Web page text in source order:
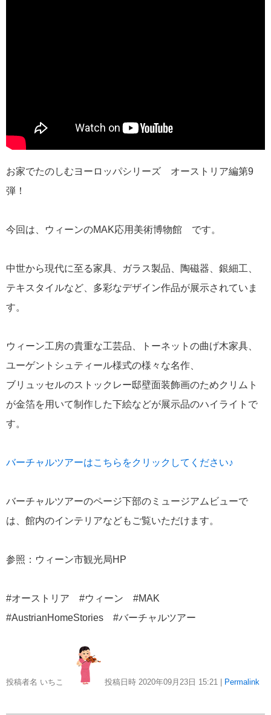
お家でたのしむヨーロッパシリーズ オーストリア編第9
弾！
今回は、ウィーンのMAK応用美術博物館 です。
中世から現代に至る家具、ガラス製品、陶磁器、銀細工、
テキスタイルなど、多彩なデザイン作品が展示されていま
す。
ウィーン工房の貴重な工芸品、トーネットの曲げ木家具、
ユーゲントシュティール様式の様々な名作、
ブリュッセルのストックレー邸壁面装飾画のためクリムト
が金箔を用いて制作した下絵などが展示品のハイライトで
す。
バーチャルツアーはこちらをクリックしてください♪
バーチャルツアーのページ下部のミュージアムビューで
は、館内のインテリアなどもご覧いただけます。
参照：ウィーン市観光局HP
#オーストリア #ウィーン #MAK
#AustrianHomeStories #バーチャルツアー
投稿者名 いちこ 投稿日時 2020年09月23日 15:21 Permalink